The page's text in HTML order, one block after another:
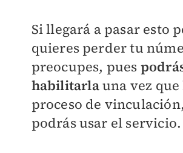
Si llegará a pasar esto
quieres perder tu
preocupes, pues
habilitarlauna vez que
proceso de
podrás usar el servicio.